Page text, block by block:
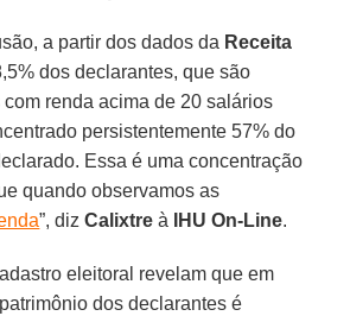
a partir dos dados da Receita
dos declarantes, que são
renda acima de 20 salários
persistentemente 57% do
Essa é uma concentração
quando observamos as
”, dizCalixtre à IHU On-Line.
eleitoral revelam que em
dos declarantes é